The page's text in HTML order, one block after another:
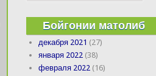
Бойгонии матолиб
декабря 2021 (27)
января 2022 (38)
февраля 2022 (16)